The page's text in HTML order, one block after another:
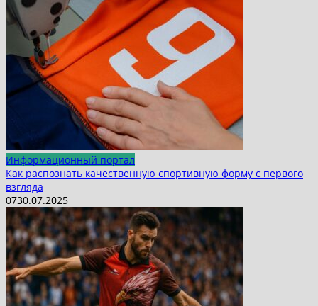
Информационный портал
Как распознать качественную спортивную форму с первого
взгляда
0730.07.2025